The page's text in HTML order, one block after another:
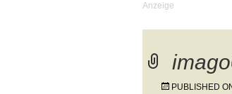
PUBLISHED